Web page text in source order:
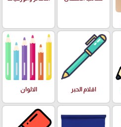
اقلام الحبر الالوان